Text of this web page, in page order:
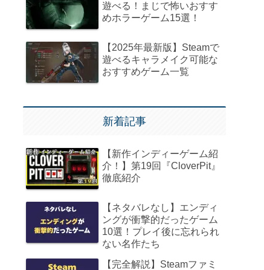
遊べる！まじで怖いおすす
めホラーゲーム15選！
【2025年最新版】Steamで
遊べるキャラメイク可能な
おすすめゲーム一覧
新着記事
【新作インディーゲーム紹
介！】第19回『CloverPit』
徹底紹介
【ネタバレなし】エンディ
ングが衝撃的だったゲーム
10選！プレイ後に忘れられ
ない名作たち
【完全解説】Steamファミ